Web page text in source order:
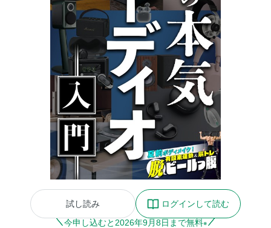
試し読み
ログインして読む
今申し込むと 2026年9月8日まで無料※